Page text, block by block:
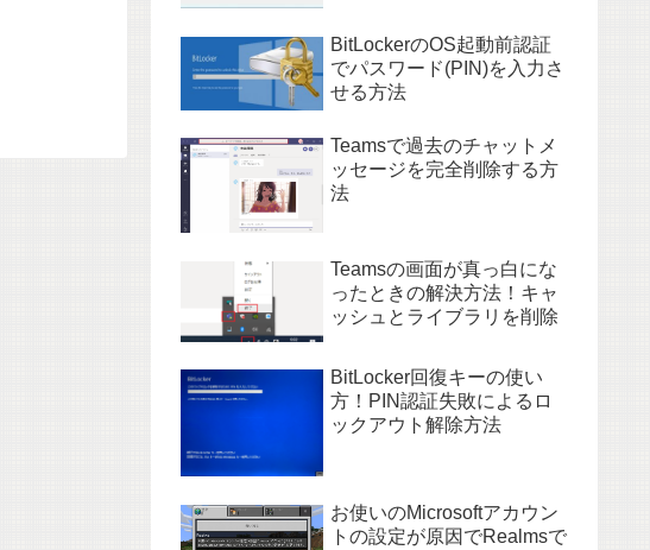
BitLockerのOS起動前認証
でパスワード(PIN)を入力さ
せる方法
Teamsで過去のチャットメ
ッセージを完全削除する方
法
Teamsの画面が真っ白にな
ったときの解決方法！キャ
ッシュとライブラリを削除
BitLocker回復キーの使い
方！PIN認証失敗によるロ
ックアウト解除方法
お使いのMicrosoftアカウン
トの設定が原因でRealmsで